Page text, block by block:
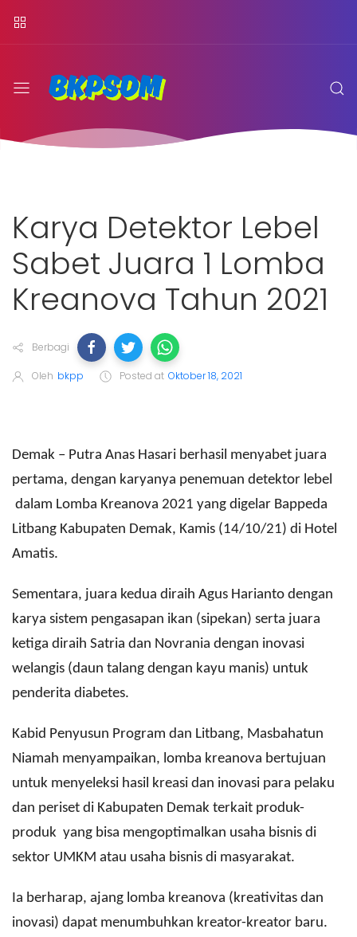
Karya Detektor Lebel
Sabet Juara 1 Lomba
Kreanova Tahun 2021
Berbagi
Oleh bkpp Posted at Oktober 18, 2021
Demak – Putra Anas Hasari berhasil menyabet juara
pertama, dengan karyanya penemuan detektor lebel
dalam Lomba Kreanova 2021 yang digelar Bappeda
Litbang Kabupaten Demak, Kamis (14/10/21) di Hotel
Amatis.
Sementara, juara kedua diraih Agus Harianto dengan
karya sistem pengasapan ikan (sipekan) serta juara
ketiga diraih Satria dan Novrania dengan inovasi
welangis (daun talang dengan kayu manis) untuk
penderita diabetes.
Kabid Penyusun Program dan Litbang, Masbahatun
Niamah menyampaikan, lomba kreanova bertujuan
untuk menyeleksi hasil kreasi dan inovasi para pelaku
dan periset di Kabupaten Demak terkait produk-
produk yang bisa mengoptimalkan usaha bisnis di
sektor UMKM atau usaha bisnis di masyarakat.
Ia berharap, ajang lomba kreanova (kreativitas dan
inovasi) dapat menumbuhkan kreator-kreator baru.